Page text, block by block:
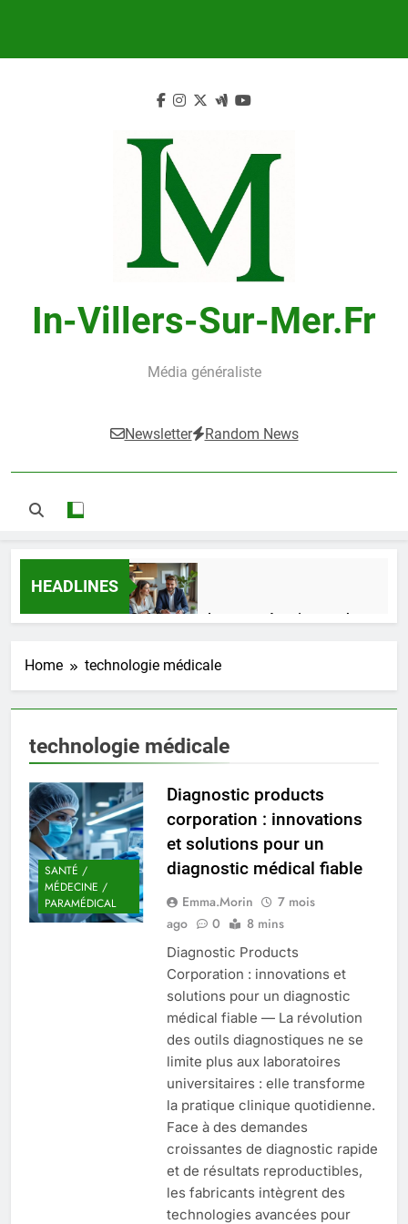
In-Villers-Sur-Mer.fr
Média généraliste
Newsletter Random News
HEADLINES
Guide complet pour réussir un achat
2 Semaines Ago
impact dans le domaine médical
4 Mois Ago
Quel est le salaire de Myriam Seurat en
2025 ?
4 Mois Ago
Okrami : comprendre ses
fonctionnalités clés et avantages
4 Mois Ago
Découvrez notre test d’orientation
gratuit spécialement conçu pour
collégiens et lycéens
4 Mois Ago
Liste complète des marques
rezoactif.com à connaître en 2025
4 Mois Ago
Home technologie médicale
technologie médicale
SANTÉ /
MÉDECINE /
PARAMÉDICAL
Diagnostic products
corporation : innovations
et solutions pour un
diagnostic médical fiable
Emma.Morin
7 mois
ago
0 8 mins
Diagnostic Products
Corporation : innovations et
solutions pour un diagnostic
médical fiable — La révolution
des outils diagnostiques ne se
limite plus aux laboratoires
universitaires : elle transforme
la pratique clinique quotidienne.
Face à des demandes
croissantes de diagnostic rapide
et de résultats reproductibles,
les fabricants intègrent des
technologies avancées pour